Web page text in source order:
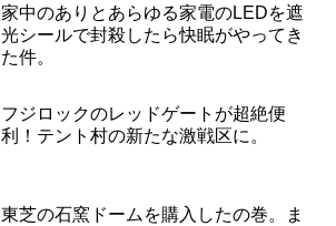
家中のありとあらゆる家電のLEDを遮
光シールで封殺したら快眠がやってき
た件。
フジロックのレッドゲートが超絶便
利！テント村の新たな激戦区に。
東芝の石窯ドームを購入したの巻。ま